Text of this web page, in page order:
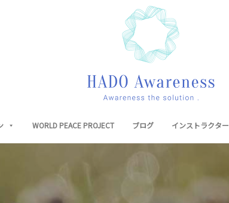
WORLD PEACE PROJECT ブログ インストラクター